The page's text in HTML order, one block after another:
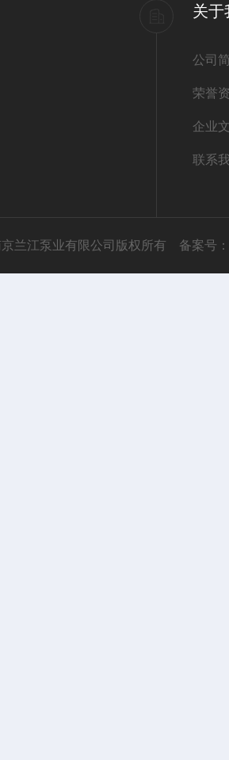
关于
公司
荣誉
企业
联系
兰江泵业有限公司版权所有 备案号